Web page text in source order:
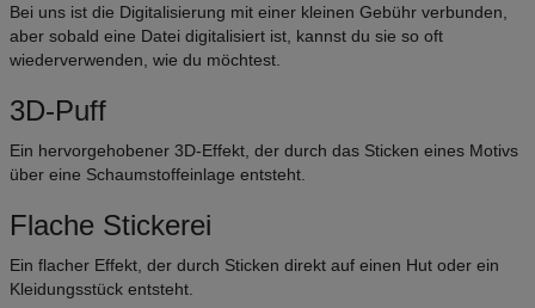
Bei uns ist die Digitalisierung mit einer kleinen Gebühr verbunden,
aber sobald eine Datei digitalisiert ist, kannst du sie so oft
wiederverwenden, wie du möchtest.
3D-Puff
Ein hervorgehobener 3D-Effekt, der durch das Sticken eines Motivs
über eine Schaumstoffeinlage entsteht.
Flache Stickerei
Ein flacher Effekt, der durch Sticken direkt auf einen Hut oder ein
Kleidungsstück entsteht.